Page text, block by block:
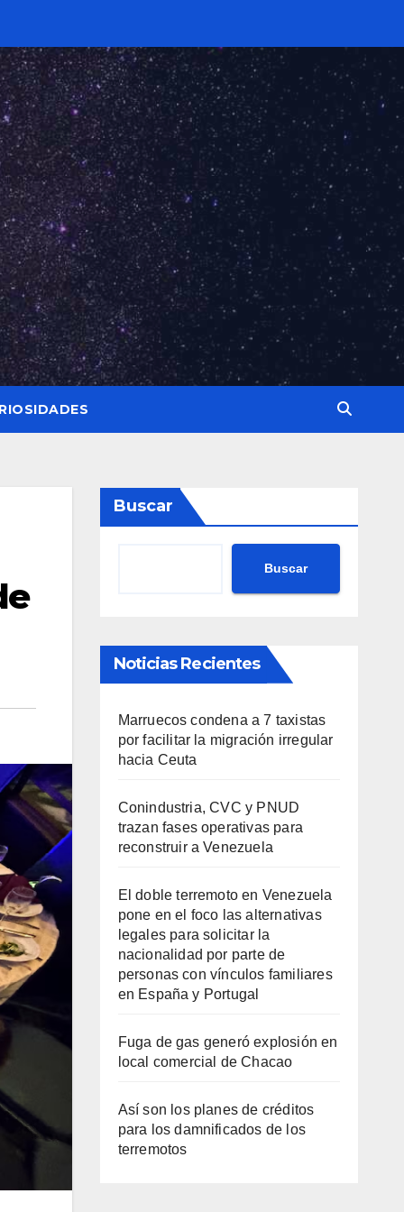
Buscar
Buscar
Noticias Recientes
Marruecos condena a 7 taxistas
por facilitar la migración irregular
hacia Ceuta
Conindustria, CVC y PNUD
trazan fases operativas para
reconstruir a Venezuela
El doble terremoto en Venezuela
pone en el foco las alternativas
legales para solicitar la
nacionalidad por parte de
personas con vínculos familiares
en España y Portugal
Fuga de gas generó explosión en
local comercial de Chacao
Así son los planes de créditos
para los damnificados de los
terremotos